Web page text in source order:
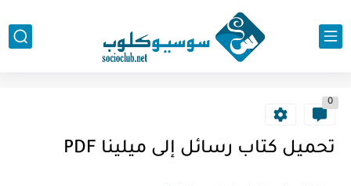
0
تحميل كتاب رسائل إلى ميلينا PDF